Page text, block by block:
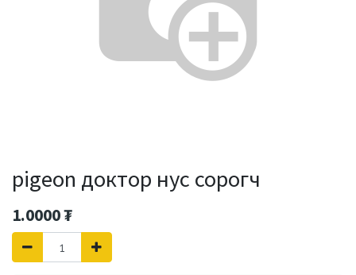
pigeon доктор нус сорогч
1.0000₮